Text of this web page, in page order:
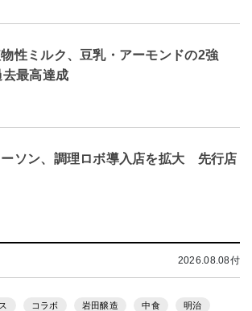
物性ミルク、豆乳・アーモンドの2強
最高達成
ーソン、調理ロボ導入店を拡大 先行店
2026.08.08付
コラボ 岩田醸造 中食 明治